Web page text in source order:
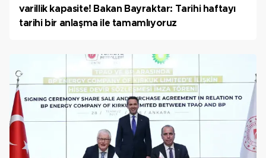
varillik kapasite! Bakan Bayraktar: Tarihi haftayı
tarihi bir anlaşma ile tamamlıyoruz